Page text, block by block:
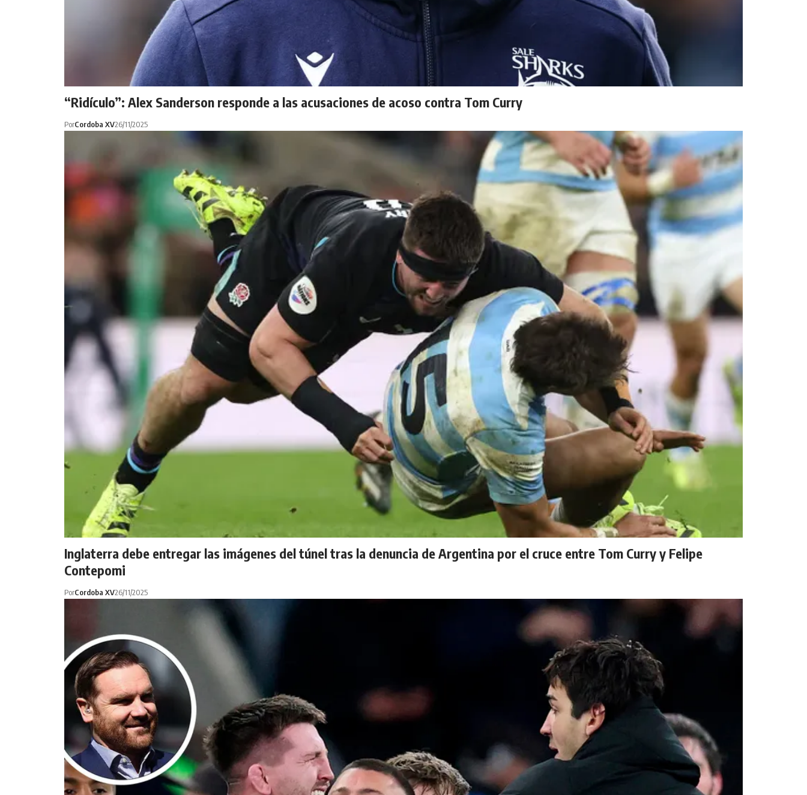
“Ridículo”: Alex Sanderson responde a las acusaciones de acoso contra Tom Curry
PorCordoba XV26/11/2025
Inglaterra debe entregar las imágenes del túnel tras la denuncia de Argentina por el cruce entre Tom Curry y Felipe
Contepomi
PorCordoba XV26/11/2025